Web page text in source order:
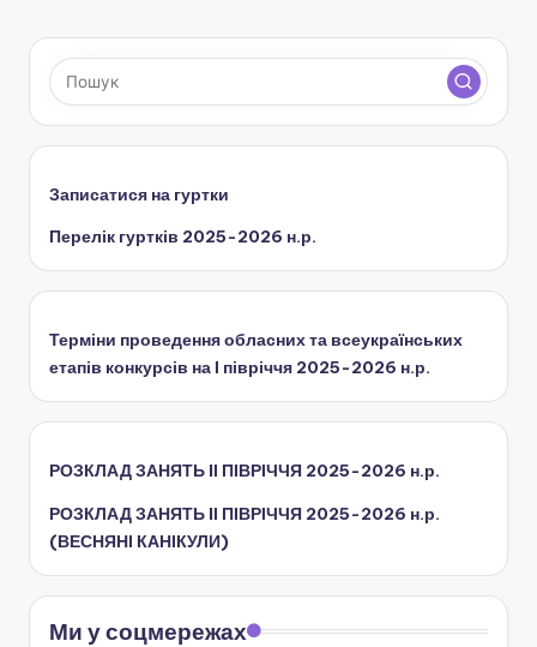
Записатися на гуртки
Перелік гуртків 2025-2026 н.р.
Терміни проведення обласних та всеукраїнських
етапів конкурсів на І півріччя 2025-2026 н.р.
РОЗКЛАД ЗАНЯТЬ IІ ПІВРІЧЧЯ 2025-2026 н.р.
РОЗКЛАД ЗАНЯТЬ IІ ПІВРІЧЧЯ 2025-2026 н.р.
(ВЕСНЯНІ КАНІКУЛИ)
Ми у соцмережах